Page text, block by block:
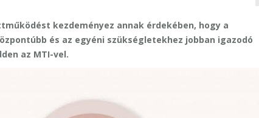
kezdeményez annak érdekében, hogy a
és az egyéni szükségletekhez jobban igazodó
az MTI-vel.